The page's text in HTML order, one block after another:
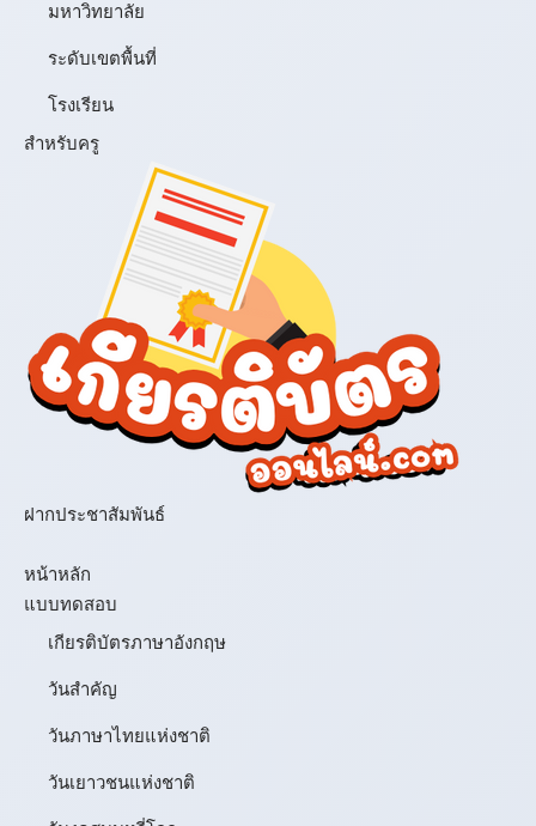
มหาวิทยาลัย
ระดับเขตพื้นที่
โรงเรียน
สำหรับครู
ฝากประชาสัมพันธ์
หน้าหลัก
แบบทดสอบ
เกียรติบัตรภาษาอังกฤษ
วันสำคัญ
วันภาษาไทยแห่งชาติ
วันเยาวชนแห่งชาติ